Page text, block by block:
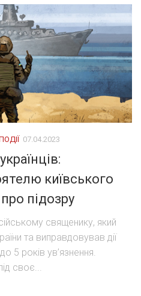
07.04.2023
київського
підозру
священику, який
та виправдовував дії
5 років ув’язнення.
своє...